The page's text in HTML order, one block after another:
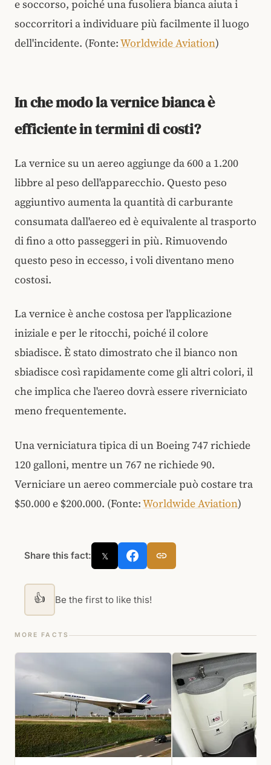
e soccorso, poiché una fusoliera bianca aiuta i
soccorritori a individuare più facilmente il luogo
dell'incidente. (Fonte:Worldwide Aviation)
In che modo la vernice bianca è
efficiente in termini di costi?
La vernice su un aereo aggiunge da 600 a 1.200
libbre al peso dell'apparecchio. Questo peso
aggiuntivo aumenta la quantità di carburante
consumata dall'aereo ed è equivalente al trasporto
di fino a otto passeggeri in più. Rimuovendo
questo peso in eccesso, i voli diventano meno
costosi.
La vernice è anche costosa per l'applicazione
iniziale e per le ritocchi, poiché il colore
sbiadisce. È stato dimostrato che il bianco non
sbiadisce così rapidamente come gli altri colori, il
che implica che l'aereo dovrà essere riverniciato
meno frequentemente.
Una verniciatura tipica di un Boeing 747 richiede
120 galloni, mentre un 767 ne richiede 90.
Verniciare un aereo commerciale può costare tra
$50.000 e $200.000. (Fonte:Worldwide Aviation)
Share this fact: 𝕏
👍 Be the first to like this!
MORE FACTS